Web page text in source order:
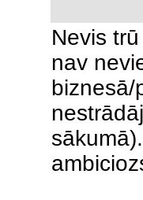
Nevis
nav
biznesā/